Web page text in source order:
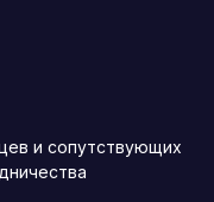
и сопутствующих